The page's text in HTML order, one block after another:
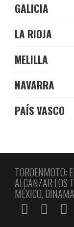
GALICIA
LA RIOJA
MELILLA
NAVARRA
PAÍS VASCO
TOROENMOTO:
ALCANZAR LOS
MÉXICO,